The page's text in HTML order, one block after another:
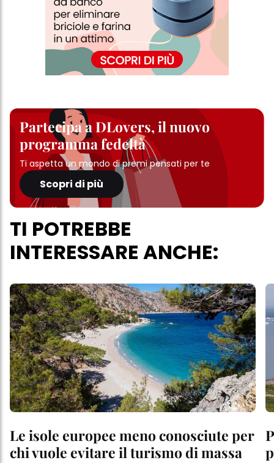
Partecipa a DLovers, il nuovo
programma fedeltà
Ti aspetta un mondo di premi pensati per te
Scopri di più
TI POTREBBE
INTERESSARE ANCHE:
Le isole europee meno conosciute per
chi vuole evitare il turismo di massa
Se fai clic su "Modifica" potrai trovare maggiori informazioni sul
trattamento dei tuoi dati / sull'uso dei cookie e consentirli per uno o
più degli scopi sopra menzionati. Cliccando su "Accetta tutto",
acconsenti all'uso dei cookie e al trattamento dei tuoi dati
personali per tutte le finalità sopra indicate. Se fai clic su "Rifiuta",
verranno utilizzati solo i cookie tecnicamente necessari per fornirti
questo sito web.